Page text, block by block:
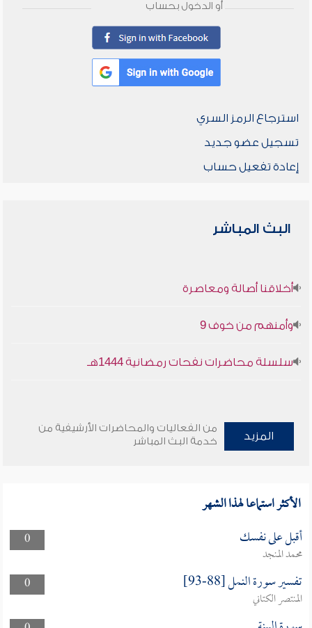
أو الدخول بحساب
استرجاع الرمز السري
تسجيل عضو جديد
إعادة تفعيل حساب
البث المباشر
أخلاقنا أصالة ومعاصرة
وأمنهم من خوف 9
سلسلة محاضرات نفحات رمضانية 1444هـ
المزيد
من الفعاليات والمحاضرات الأرشيفية من
خدمة البث المباشر
الأكثر استماعا لهذا الشهر
0 أقبل على نفسك
محمد المنجد
0
تفسير سورة النمل [88-93]
المنتصر الكتاني